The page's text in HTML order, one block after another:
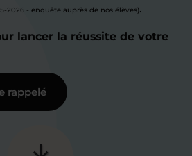
2026 - enquête auprès de nos élèves).
lancer la réussite de votre
rappelé